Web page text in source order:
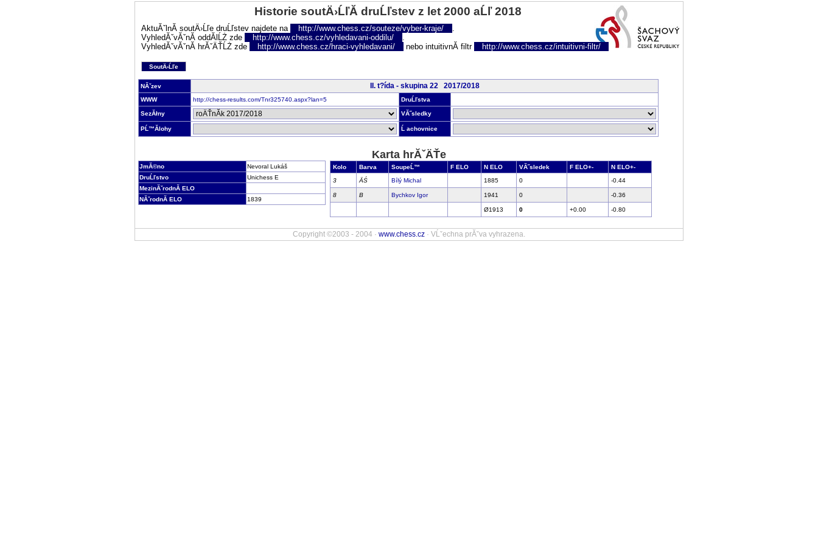
Historie soutÄ›ĹľĂ­ druĹľstev z let 2000 aĹľ 2018
AktuĂˇlnĂ­ soutÄ›Ĺľe druĹľstev najdete na http://www.chess.cz/souteze/vyber-kraje/
.
VyhledĂˇvĂˇnĂ­ oddĂ­lĹŻ zde
http://www.chess.cz/vyhledavani-oddilu/
.
VyhledĂˇvĂˇnĂ­ hrĂˇÄŤĹŻ zde
http://www.chess.cz/hraci-vyhledavani/ nebo intuitivnĂ­ filtr http://www.chess.cz/intuitivni-filtr/
SoutÄ›Ĺľe
NĂˇzev II. t?ída - skupina 22 2017/2018
WWW http://chess-results.com/Tnr325740.aspx?lan=5 DruĹľstva
SezĂłny VĂ˝sledky
PĹ™Ă­lohy Ĺ achovnice
Karta hrĂˇÄŤe
JmĂ©no
Nevoral Lukáš
DruĹľstvo
Unichess E
MezinĂˇrodnĂ­ ELO
NĂˇrodnĂ­ ELO
1839
Kolo Barva SoupeĹ™ F ELO N ELO VĂ˝sledek F ELO+-
N ELO+-
3
ÄŚ Bílý Michal 1885 0 -0.44
8 B Bychkov Igor 1941 0 -0.36
Ø1913 0 +0.00 -0.80
Copyright ©2003 - 2004 · www.chess.cz · VĹˇechna prĂˇva vyhrazena.